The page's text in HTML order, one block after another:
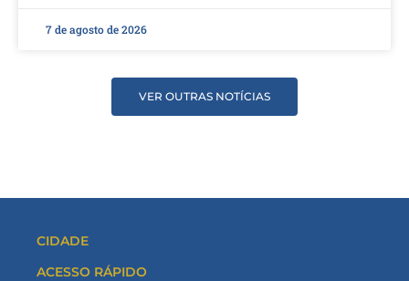
7 de agosto de 2026
VER OUTRAS NOTÍCIAS
CIDADE
ACESSO RÁPIDO